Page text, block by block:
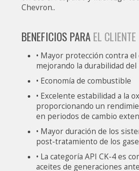
Chevron..
BENEFICIOS PARA EL CLIENTE
• Mayor protección contra el
mejorando la durabilidad del
• Economía de combustible
• Excelente estabilidad a la
proporcionando un
en periodos de cambio
• Mayor duración de los
post-tratamiento de los
• La categoría API CK-4 es
aceites de generaciones